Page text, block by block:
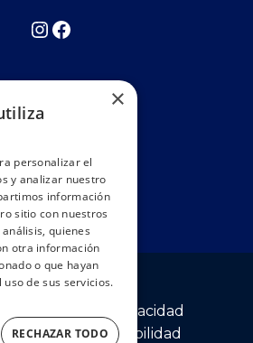
Caravan © 2026
Política de privacidad
Accesibilidad
×
personalizar el
y analizar nuestro
información
sitio con nuestros
quienes
otra información
o que hayan
de sus servicios.
RECHAZAR TODO